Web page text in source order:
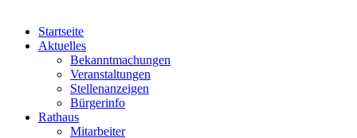
Startseite
Aktuelles
Bekanntmachungen
Veranstaltungen
Stellenanzeigen
Bürgerinfo
Rathaus
Mitarbeiter